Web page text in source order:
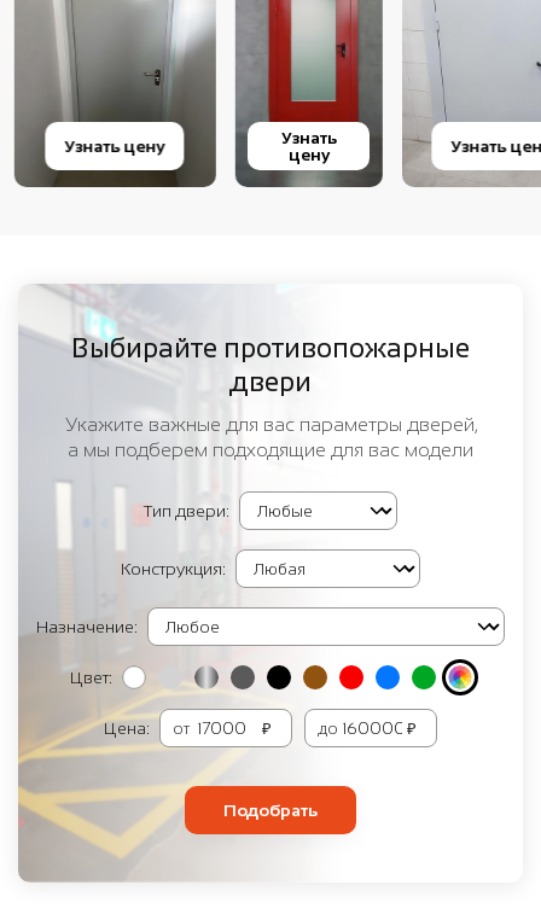
Узнать цену
Узнать
цену
Узнать цену
Выбирайте противопожарные
двери
Укажите важные для вас параметры дверей,
а мы подберем подходящие для вас модели
Тип двери:
Конструкция:
Назначение:
Цвет:
Цена: от ₽ до ₽
Подобрать